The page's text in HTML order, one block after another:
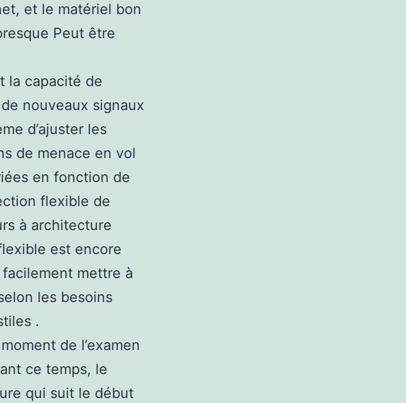
et le matériel bon
Peut être
la capacité de
nouveaux signaux
d’ajuster les
de menace en vol
en fonction de
flexible de
à architecture
est encore
mettre à
les besoins
.
de l’examen
ce temps, le
qui suit le début